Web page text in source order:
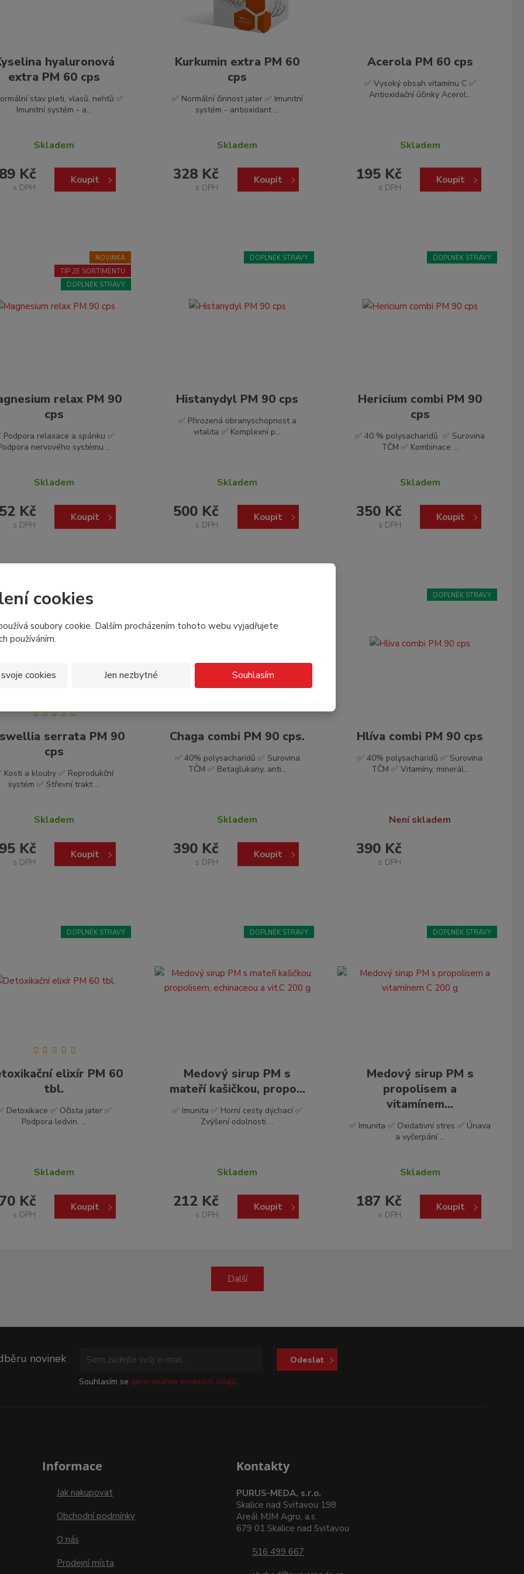
cookies
soubory cookie. Dalším procházením tohoto webu vyjadřujete
používáním.
cookies Jen nezbytné Souhlasím
hyaluronová
extra PM 60 cps
stav pleti, vlasů, nehtů ✅
Imunitní systém - a...
Skladem
Kč
s DPH
Koupit
Kurkumin extra PM 60
cps
✅ Normální činnost jater ✅ Imunitní
systém - antioxidant ...
Skladem
328 Kč
s DPH
Koupit
Acerola PM 60 cps
✅ Vysoký obsah vitamínu C ✅
Antioxidační účinky Acerol...
Skladem
195 Kč
s DPH
Koupit
NOVINKA
TIP ZE SORTIMENTU
DOPLNĚK STRAVY
relax PM 90
cps
Podpora relaxace a spánku ✅
nervového systému ...
Skladem
Kč
s DPH
Koupit
DOPLNĚK STRAVY
Histanydyl PM 90 cps
✅ Přirozená obranyschopnost a
vitalita ✅ Komplexní p...
Skladem
500 Kč
s DPH
Koupit
DOPLNĚK STRAVY
Hericium combi PM 90
cps
✅ 40 % polysacharidů ✅ Surovina
TČM ✅ Kombinace ...
Skladem
350 Kč
s DPH
Koupit
TIP ZE SORTIMENTU
serrata PM 90
cps
Kosti a klouby ✅ Reprodukční
systém ✅ Střevní trakt ...
Skladem
Kč
s DPH
Koupit
Chaga combi PM 90 cps.
✅ 40% polysacharidů ✅ Surovina
TČM ✅ Betaglukany, anti...
Skladem
390 Kč
s DPH
Koupit
DOPLNĚK STRAVY
Hlíva combi PM 90 cps
✅ 40% polysacharidů ✅ Surovina
TČM ✅ Vitamíny, minerál...
Není skladem
390 Kč
s DPH
DOPLNĚK STRAVY
elixír PM 60
tbl.
Detoxikace ✅ Očista jater ✅
Podpora ledvin ...
Skladem
Kč
s DPH
Koupit
DOPLNĚK STRAVY
Medový sirup PM s
mateří kašičkou, propo...
✅ Imunita ✅ Horní cesty dýchací ✅
Zvýšení odolnosti ...
Skladem
212 Kč
s DPH
Koupit
DOPLNĚK STRAVY
Medový sirup PM s
propolisem a
vitamínem...
✅ Imunita ✅ Oxidativní stres ✅ Únava
a vyčerpání ...
Skladem
187 Kč
s DPH
Koupit
Další
novinek
Odeslat
Souhlasím se zpracováním osobních údajů.
Informace
Jak nakupovat
Obchodní podmínky
O nás
Prodejní místa
Kontakty
PURUS-MEDA, s.r.o.
Skalice nad Svitavou 198
Areál MJM Agro, a.s.
679 01 Skalice nad Svitavou
516 499 667